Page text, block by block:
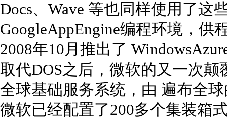
Docs、Wave 等也同样使用了这
GoogleAppEngine编程环境，供
2008年10月推出了
取代DOS之后，微软的又一次
全球基础服务系统，由 遍布全
微软已经配置了200多个集装箱